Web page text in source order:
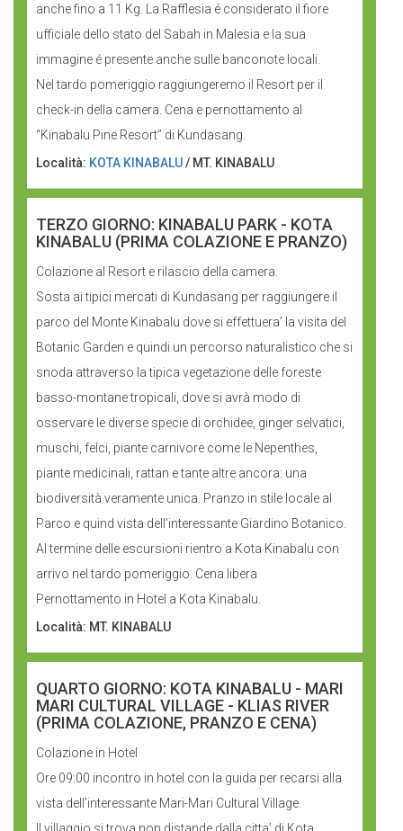
anche fino a 11 Kg. La Rafflesia é considerato il fiore
ufficiale dello stato del Sabah in Malesia e la sua
immagine é presente anche sulle banconote locali.
Nel tardo pomeriggio raggiungeremo il Resort per il
check-in della camera. Cena e pernottamento al
“Kinabalu Pine Resort” di Kundasang.
Località: KOTA KINABALU/ MT. KINABALU
TERZO GIORNO: KINABALU PARK - KOTA
KINABALU (PRIMA COLAZIONE E PRANZO)
Colazione al Resort e rilascio della camera.
Sosta ai tipici mercati di Kundasang per raggiungere il
parco del Monte Kinabalu dove si effettuera’ la visita del
Botanic Garden e quindi un percorso naturalistico che si
snoda attraverso la tipica vegetazione delle foreste
basso-montane tropicali, dove si avrà modo di
osservare le diverse specie di orchidee, ginger selvatici,
muschi, felci, piante carnivore come le Nepenthes,
piante medicinali, rattan e tante altre ancora: una
biodiversità veramente unica. Pranzo in stile locale al
Parco e quind vista dell’interessante Giardino Botanico.
Al termine delle escursioni rientro a Kota Kinabalu con
arrivo nel tardo pomeriggio. Cena libera
Pernottamento in Hotel a Kota Kinabalu.
Località: MT. KINABALU
QUARTO GIORNO: KOTA KINABALU - MARI
MARI CULTURAL VILLAGE - KLIAS RIVER
(PRIMA COLAZIONE, PRANZO E CENA)
Colazione in Hotel
Ore 09:00 incontro in hotel con la guida per recarsi alla
vista dell’interessante Mari-Mari Cultural Village.